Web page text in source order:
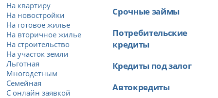
На квартиру
На новостройки
На готовое жилье
На вторичное жилье
На строительство
На участок земли
Льготная
Многодетным
Семейная
С онлайн заявкой
Срочные займы
Потребительские
кредиты
Кредиты под залог
Автокредиты